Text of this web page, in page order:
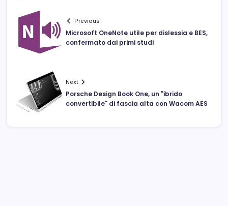
Previous
Microsoft OneNote utile per dislessia e BES,
confermato dai primi studi
Next
Porsche Design Book One, un "ibrido
convertibile" di fascia alta con Wacom AES